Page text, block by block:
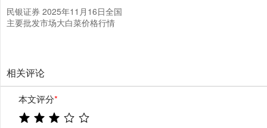
民银证券 2025年11月16日全国
主要批发市场大白菜价格行情
相关评论
本文评分*